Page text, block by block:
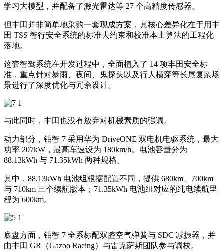
学习大模型，并配备了激光雷达等 27 个高精度传感器。
但丰田并非简单地采购一套现成方案，其核心差异化在于用丰
田 TSS 智行安全系统的标准去约束和校准本土算法的工程化
落地。
这套智驾系统在开发过程中，全面植入了 14 项丰田安全标
准，重点针对暴雨、夜间、鬼探头以及行人横穿等长尾复杂场
景进行了深度优化与冗余设计。
与此同时，丰田也没有放弃对机械素质的强调。
动力部分，铂智 7 采用华为 DriveONE 双电机电驱系统，最大
功率 207kW，最高车速设为 180km/h。电池容量分为
88.13kWh 与 71.35kWh 两种规格。
其中，88.13kWh 电池组根据配置不同，提供 680km、700km
与 710km 三个续航版本；71.35kWh 电池组对应的纯电续航里
程为 600km。
底盘方面，铂智 7 全系标配双腔空气弹簧与 SDC 减振器，并
由丰田 GR（Gazoo Racing）与雷克萨斯团队参与调校。